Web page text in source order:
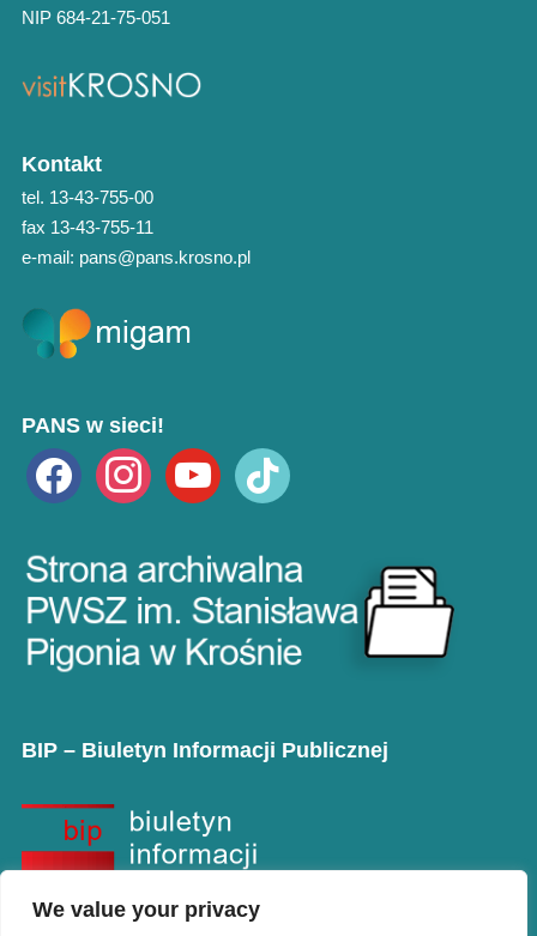
We value your privacy
NIP 684-21-75-051
Kontakt
tel. 13-43-755-00
fax 13-43-755-11
e-mail: pans@pans.krosno.pl
PANS w sieci!
facebook instagramyoutube tiktok
BIP – Biuletyn Informacji Publicznej